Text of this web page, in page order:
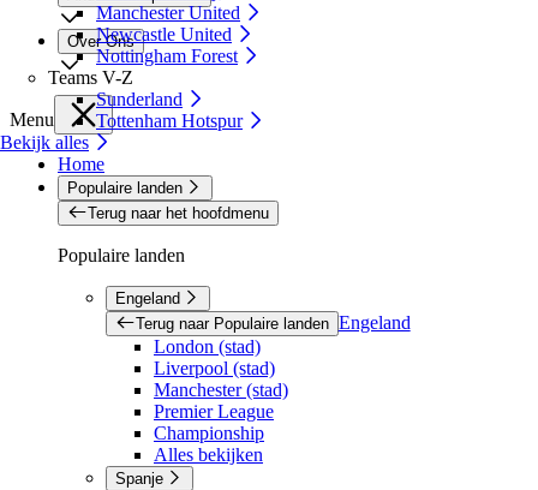
Manchester United
Newcastle United
Nottingham Forest
Teams V-Z
Sunderland
Tottenham Hotspur
Bekijk alles
Over Ons
Menu
Home
Populaire landen
Terug naar het hoofdmenu
Populaire landen
Engeland
Terug naar Populaire landen Engeland
London (stad)
Liverpool (stad)
Manchester (stad)
Premier League
Championship
Alles bekijken
Spanje